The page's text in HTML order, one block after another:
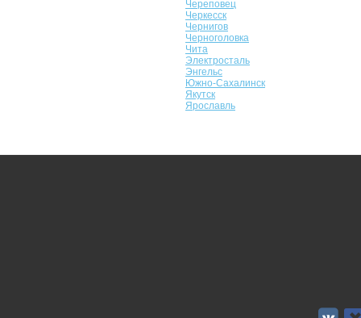
Череповец
Черкесск
Чернигов
Черноголовка
Чита
Электросталь
Энгельс
Южно-Сахалинск
Якутск
Ярославль